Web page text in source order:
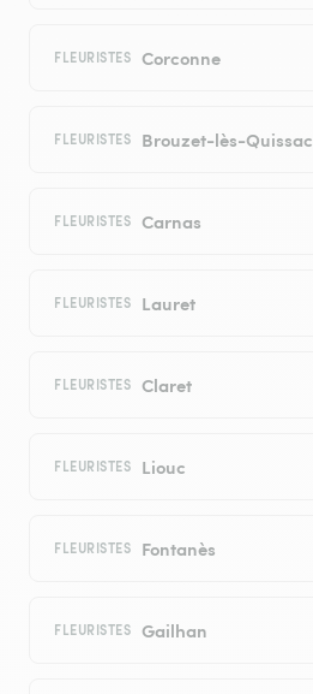
FLEURISTES Corconne
FLEURISTES Brouzet-lès-Quissac
FLEURISTES Carnas
FLEURISTES Lauret
FLEURISTES Claret
FLEURISTES Liouc
FLEURISTES Fontanès
FLEURISTES Gailhan